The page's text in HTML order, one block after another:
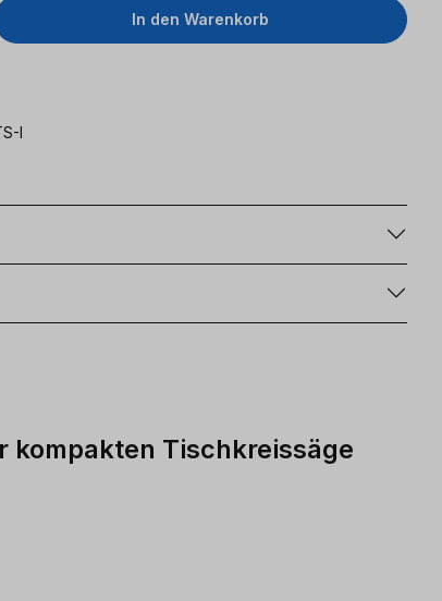
In den Warenkorb
I
kompakten Tischkreissäge